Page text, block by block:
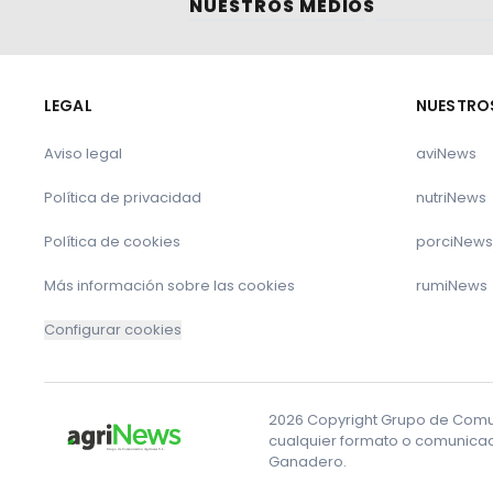
NUESTROS MEDIOS
LEGAL
Aviso legal
Política de privacidad
Política de cookies
Más información sobre las cookies
Configurar cookies
aviNews
nutriNews
porciNews
rumiNews
2026 Copyright Grupo de
cualquier formato o
Ganadero.